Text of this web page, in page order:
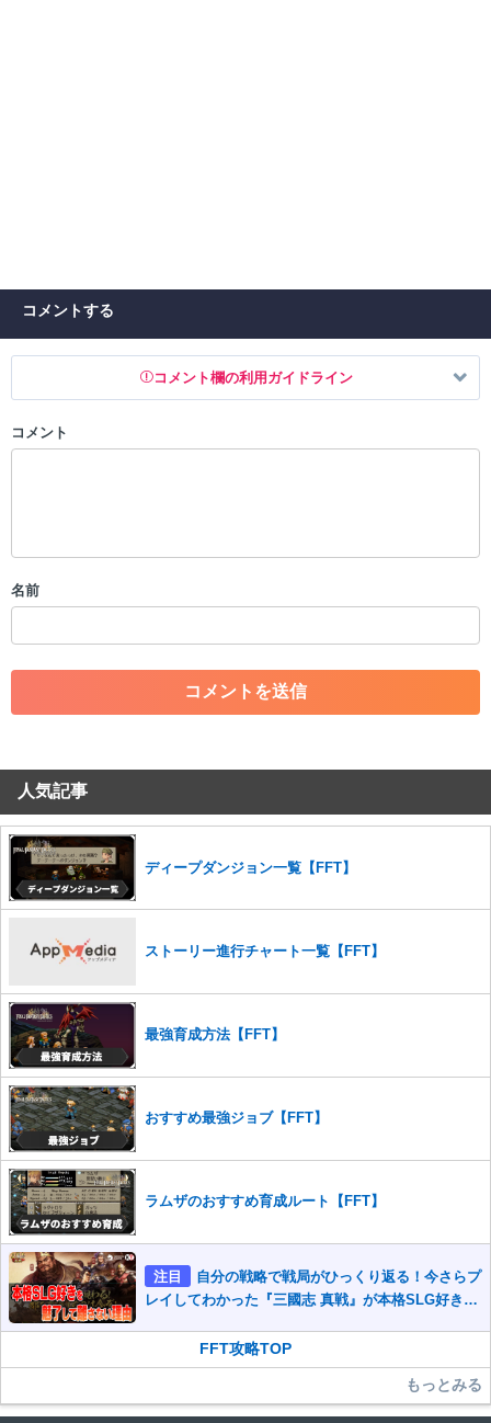
コメントする
コメント欄の利用ガイドライン
以下の書き込みを禁止とし、場合によってはコメント削除や書き込み制
・一度削除された投稿を再び投稿すること
・アカウントの売買など金銭が絡む内容の投稿
・各ゲームのネタバレを含む内容の投稿
・その他、管理者が不適切と判断した投稿
コメントの削除を申請する
せていただきます。ご了承ください。
※一度削除したコメントは復元ができませんのでご注意くだ
さい。
また、過度な利用規約の違反や、弊社に損害の及ぶ内容の書き込みがあ
かじめご理解くださいませ。
コメント
名前
人気記事
ディープダンジョン一覧【FFT】
ストーリー進行チャート一覧【FFT】
最強育成方法【FFT】
おすすめ最強ジョブ【FFT】
ラムザのおすすめ育成ルート【FFT】
注目
自分の戦略で戦局がひっくり返る！今さらプ
レイしてわかった『三國志 真戦』が本格SLG好きを
FFT攻略TOP
もっとみる